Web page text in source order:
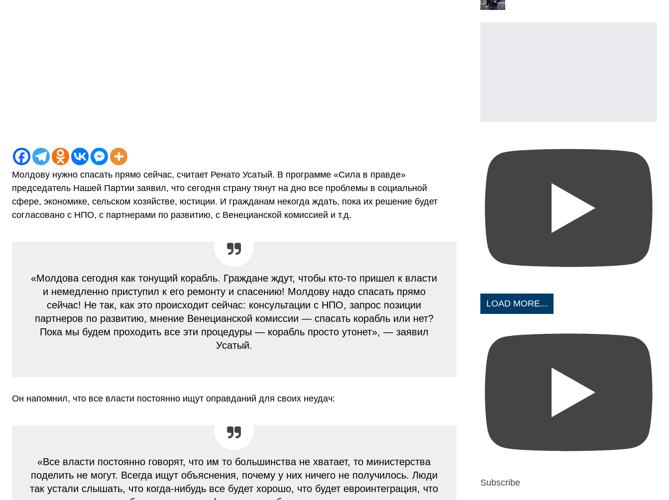
Молдову нужно спасать прямо сейчас, считает Ренато Усатый. В программе «Сила в правде»
председатель Нашей Партии заявил, что сегодня страну тянут на дно все проблемы в социальной
сфере, экономике, сельском хозяйстве, юстиции. И гражданам некогда ждать, пока их решение будет
согласовано с НПО, с партнерами по развитию, с Венецианской комиссией и т.д.
«Молдова сегодня как тонущий корабль. Граждане ждут, чтобы кто-то пришел к власти
и немедленно приступил к его ремонту и спасению! Молдову надо спасать прямо
сейчас! Не так, как это происходит сейчас: консультации с НПО, запрос позиции
партнеров по развитию, мнение Венецианской комиссии — спасать корабль или нет?
Пока мы будем проходить все эти процедуры — корабль просто утонет», — заявил
Усатый.
Он напомнил, что все власти постоянно ищут оправданий для своих неудач:
«Все власти постоянно говорят, что им то большинства не хватает, то министерства
поделить не могут. Всегда ищут объяснения, почему у них ничего не получилось. Люди
так устали слышать, что когда-нибудь все будет хорошо, что будет евроинтеграция, что
LOAD MORE...
Subscribe